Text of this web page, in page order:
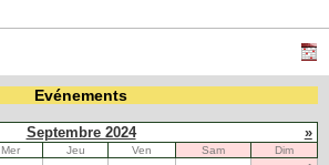
Evénements
Septembre 2024 »
Mer Jeu Ven Sam
Dim